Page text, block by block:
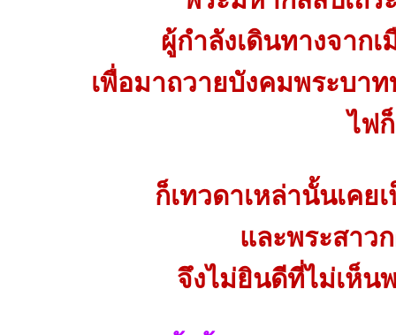
ผู้กำลังเดินทางจาก
เพื่อมาถวายบังคมพระบา
ไฟ
ก็เทวดาเหล่านั้นเคย
และพระสาว
จึงไม่ยินดีที่ไม่เห็น